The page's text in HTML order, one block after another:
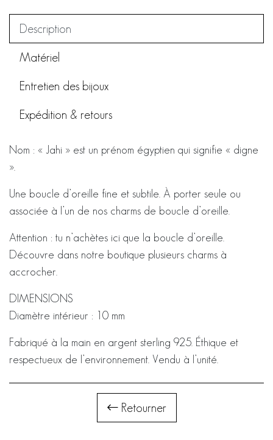
Description
Matériel
Entretien des bijoux
Expédition & retours
Nom : « Jahi » est un prénom égyptien qui signifie « digne
».
Une boucle d’oreille fine et subtile. À porter seule ou
associée à l’un de nos charms de boucle d’oreille.
Attention : tu n’achètes ici que la boucle d’oreille.
Découvre dans notre boutique plusieurs charms à
accrocher.
DIMENSIONS
Diamètre intérieur : 10 mm
Fabriqué à la main en argent sterling 925. Éthique et
respectueux de l’environnement. Vendu à l’unité.
Retourner